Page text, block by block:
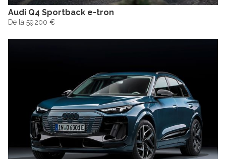
Audi Q4 Sportback e-tron
De la 59.200 €